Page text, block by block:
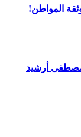
المواطن!
أرشيد